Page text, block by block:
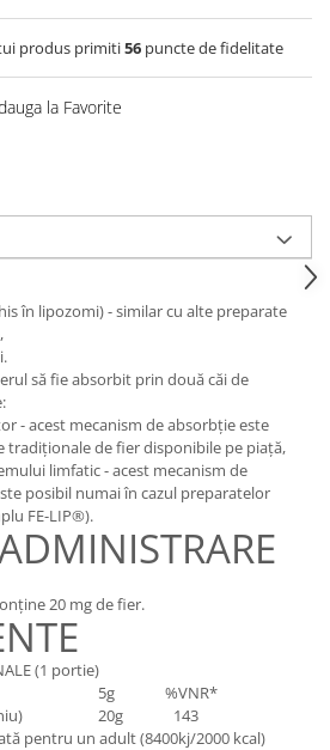
produs primiti56puncte de fidelitate
la Favorite
în lipozomi) - similar cu alte preparate
să fie absorbit prin două căi de
- acest mecanism de absorbție este
tradiționale de fier disponibile pe piață,
limfatic - acest mecanism de
posibil numai în cazul preparatelor
FE-LIP®).
20 mg de fier.
(1 portie)
5g %VNR*
amoniu) 20g 143
pentru un adult (8400kj/2000 kcal)